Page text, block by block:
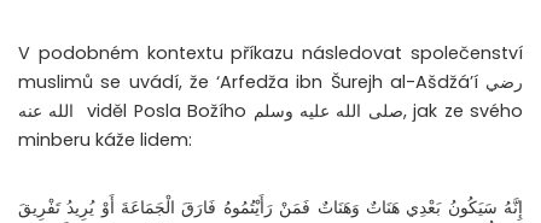
V podobném kontextu příkazu následovat společenství
muslimů se uvádí, že ‘Arfedža ibn Šurejh al-Ašdžá’í رضي
الله عنه viděl Posla Božího صلى الله عليه وسلم, jak ze svého
minberu káže lidem:
إِنَّهُ سَيَكُونُ بَعْدِي هَنَاتٌ وَهَنَاتٌ فَمَنْ رَأَيْتُمُوهُ فَارَقَ الْجَمَاعَةَ أَوْ يُرِيدُ تَفْرِيقَ